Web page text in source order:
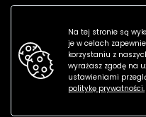
Na tej stronie są
je w celach
korzystaniu z
wyrażasz zgodę na
ustawieniami
politykę prywatności.